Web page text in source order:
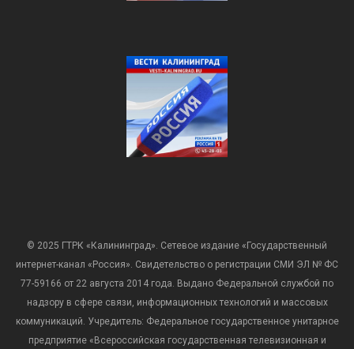
© 2025 ГТРК «Калининград». Сетевое издание «Государственный
интернет-канал «Россия». Свидетельство о регистрации СМИ ЭЛ № ФС
77-59166 от 22 августа 2014 года. Выдано Федеральной службой по
надзору в сфере связи, информационных технологий и массовых
коммуникаций. Учредитель: Федеральное государственное унитарное
предприятие «Всероссийская государственная телевизионная и